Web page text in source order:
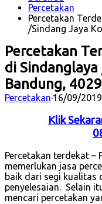
Percetakan
Percetakan
/Sindang Jaya
Percetakan
di
Bandung,
Percetakan·16/09/2019
Klik
Percetakan terdekat –
memerlukan jasa
baik dari segi kualitas
penyelesaian. Selain
mencari percetakan